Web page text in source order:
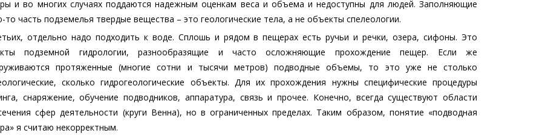
и во многих случаях поддаются надежным оценкам веса и объема и недоступны для людей. Заполняющие
то часть подземелья твердые вещества – это геологические тела, а не объекты спелеологии.
отдельно надо подходить к воде. Сплошь и рядом в пещерах есть ручьи и речки, озера, сифоны. Это
подземной гидрологии, разнообразящие и часто осложняющие прохождение пещер. Если же
протяженные (многие сотни и тысячи метров) подводные объемы, то это уже не столько
сколько гидрогеологические объекты. Для их прохождения нужны специфические процедуры
снаряжение, обучение подводников, аппаратура, связь и прочее. Конечно, всегда существуют области
сфер деятельности (круги Венна), но в ограниченных пределах. Таким образом, понятие «подводная
я считаю некорректным.